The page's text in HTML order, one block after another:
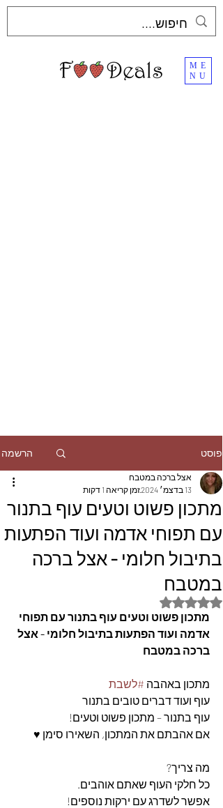
ME
NU
פוסט הרשמה
מתכון פשוט וטעים עוף בתנור
עם תפוחי אדמה ועוד הפתעות
בתיבול חלומי - אצל ברכה
במטבח
אצל ברכה במטבח
13 בדצמ׳ 2024
זמן קריאה 1 דקות
דירוג של NaN מתוך 5 כוכבים
מתכון פשוט וטעים עוף בתנור עם תפוחי
אדמה ועוד הפתעות בתיבול חלומי - אצל
ברכה במטבח
מתכון באהבה #לשבת
עוף ועוד דברים טובים בתנור
עוף בתנור – מתכון פשוט וטעים!
אם אהבתם את המתכון, השאירו סימן ♥
מה צריך?
כל חלקי העוף שאתם אוהבים.
אפשר לשדרג עם ירקות נוספים!